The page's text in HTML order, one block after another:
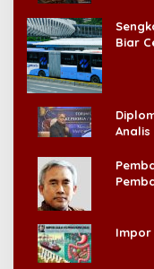
Biar
Impor